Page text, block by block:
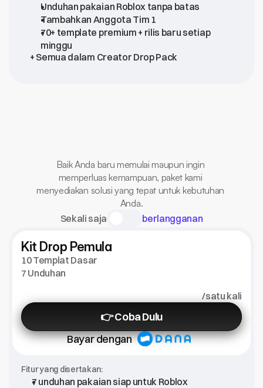
Unduhan pakaian Roblox tanpa batas
Tambahkan Anggota Tim 1
70+ template premium + rilis baru setiap
minggu
+ Semua dalam Creator Drop Pack
Baik Anda baru memulai maupun ingin
memperluas kemampuan, paket kami
menyediakan solusi yang tepat untuk kebutuhan
Anda.
Sekali saja
berlangganan
Kit Drop Pemula
10 Templat Dasar
7 Unduhan
/satu kali
👉 Coba Dulu
Bayar dengan
Fitur yang disertakan:
7 unduhan pakaian siap untuk Roblox